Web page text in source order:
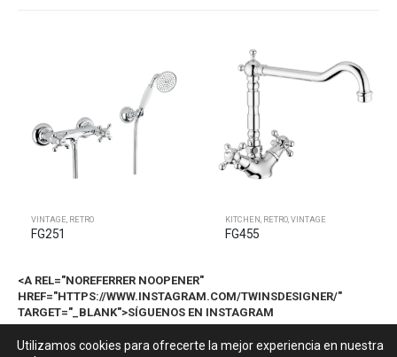
VINTAGE,RETRO
FG251
KITCHEN,RETRO,VINTAGE
FG455
<A REL="NOREFERRER NOOPENER"
HREF="HTTPS://WWW.INSTAGRAM.COM/TWINSDESIGNER/"
TARGET="_BLANK">SÍGUENOS EN INSTAGRAM
@TWINSDESIGNER</A>
Utilizamos cookies para ofrecerte la mejor experiencia en nuestra